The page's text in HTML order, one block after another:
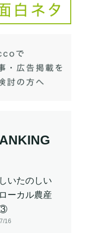
いたのしい
ーカル農産
16